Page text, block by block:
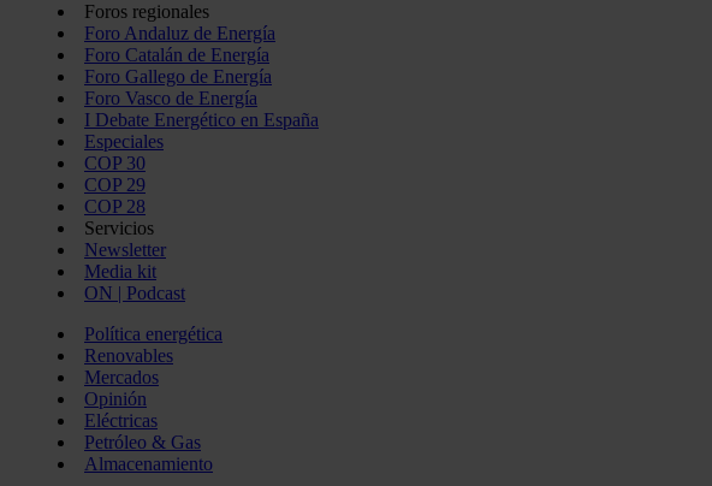
Foros regionales
Foro Andaluz de Energía
Foro Catalán de Energía
Foro Gallego de Energía
Foro Vasco de Energía
I Debate Energético en España
Especiales
COP 30
COP 29
COP 28
Servicios
Newsletter
Media kit
ON | Podcast
Política energética
Renovables
Mercados
Opinión
Eléctricas
Petróleo & Gas
Almacenamiento